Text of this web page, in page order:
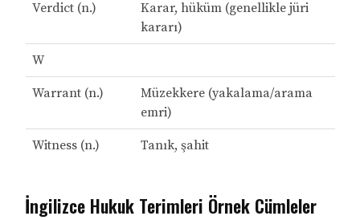
Verdict (n.)
Karar, hüküm (genellikle jüri
kararı)
W
Warrant (n.)
Müzekkere (yakalama/arama
emri)
Witness (n.) Tanık, şahit
İngilizce Hukuk Terimleri Örnek Cümleler